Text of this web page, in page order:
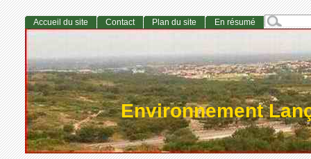
Environnement
Accueil du site Contact Plan du site En résumé